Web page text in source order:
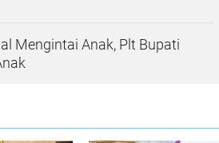
Mengintai Anak, Plt Bupati